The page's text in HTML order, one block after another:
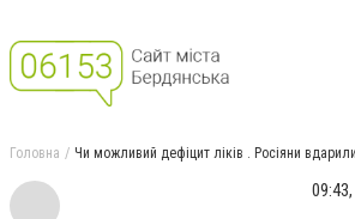
Головна Чи можливий дефіцит ліків . Росіяни